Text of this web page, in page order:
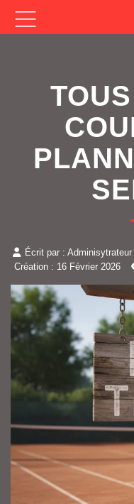
Écrit par :Adminisytrateur
Création : 16 Février 2026